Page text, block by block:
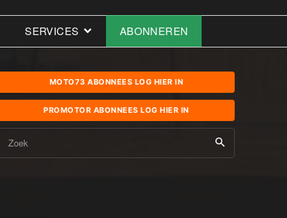
SERVICES ABONNEREN
MOTO73 ABONNEES LOG HIER IN
PROMOTOR ABONNEES LOG HIER IN
Zoek